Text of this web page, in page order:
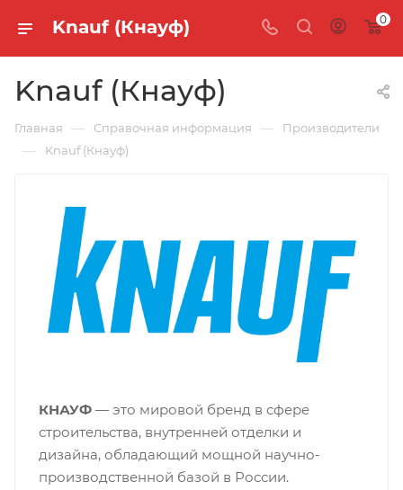
Knauf (Кнауф) 0
Knauf (Кнауф)
Главная — Справочная информация — Производители
— Knauf (Кнауф)
КНАУФ — это мировой бренд в сфере
строительства, внутренней отделки и
дизайна, обладающий мощной научно-
производственной базой в России.